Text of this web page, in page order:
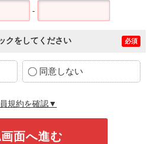
-
クをしてください 必須
同意しない
規約を確認▼